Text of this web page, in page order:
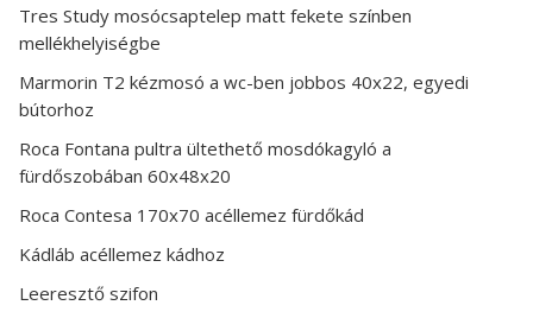
Tres Study mosócsaptelep matt fekete színben
mellékhelyiségbe
Marmorin T2 kézmosó a wc-ben jobbos 40x22, egyedi
bútorhoz
Roca Fontana pultra ültethető mosdókagyló a
fürdőszobában 60x48x20
Roca Contesa 170x70 acéllemez fürdőkád
Kádláb acéllemez kádhoz
Leeresztő szifon